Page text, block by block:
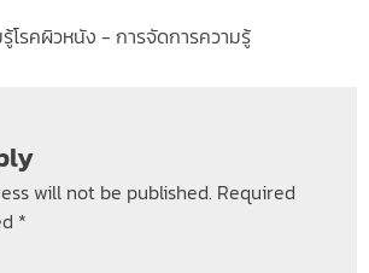
รู้โรคผิวหนัง - การจัดการความรู้
will not be published. Required
*